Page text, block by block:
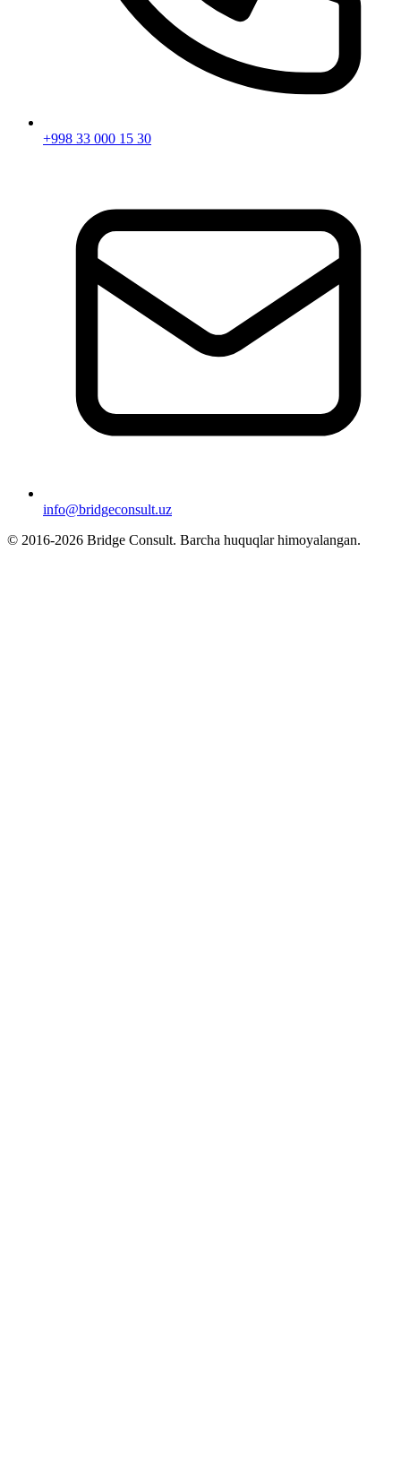
+998 33 000 15 30
info@bridgeconsult.uz
© 2016-2026 Bridge Consult. Barcha huquqlar himoyalangan.